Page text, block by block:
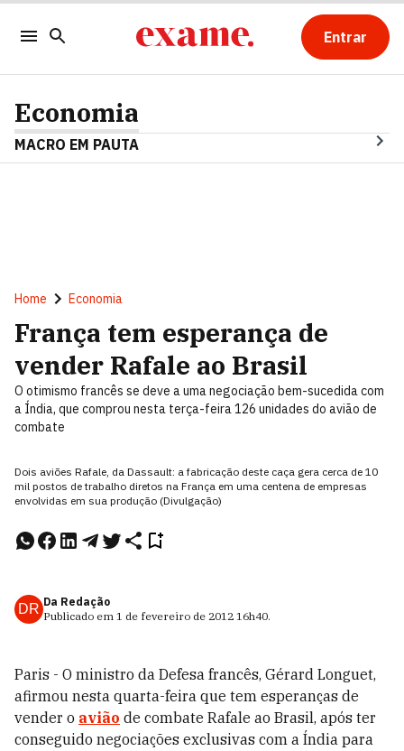
Entrar
Economia
MACRO EM PAUTA
Home Economia
França tem esperança de
vender Rafale ao Brasil
O otimismo francês se deve a uma negociação bem-sucedida com
a Índia, que comprou nesta terça-feira 126 unidades do avião de
combate
Dois aviões Rafale, da Dassault: a fabricação deste caça gera cerca de 10
mil postos de trabalho diretos na França em uma centena de empresas
envolvidas em sua produção (Divulgação)
DR Da Redação
Publicado em 1 de fevereiro de 2012 16h40.
Paris - O ministro da Defesa francês, Gérard Longuet,
afirmou nesta quarta-feira que tem esperanças de
vender o avião de combate Rafale ao Brasil, após ter
conseguido negociações exclusivas com a Índia para